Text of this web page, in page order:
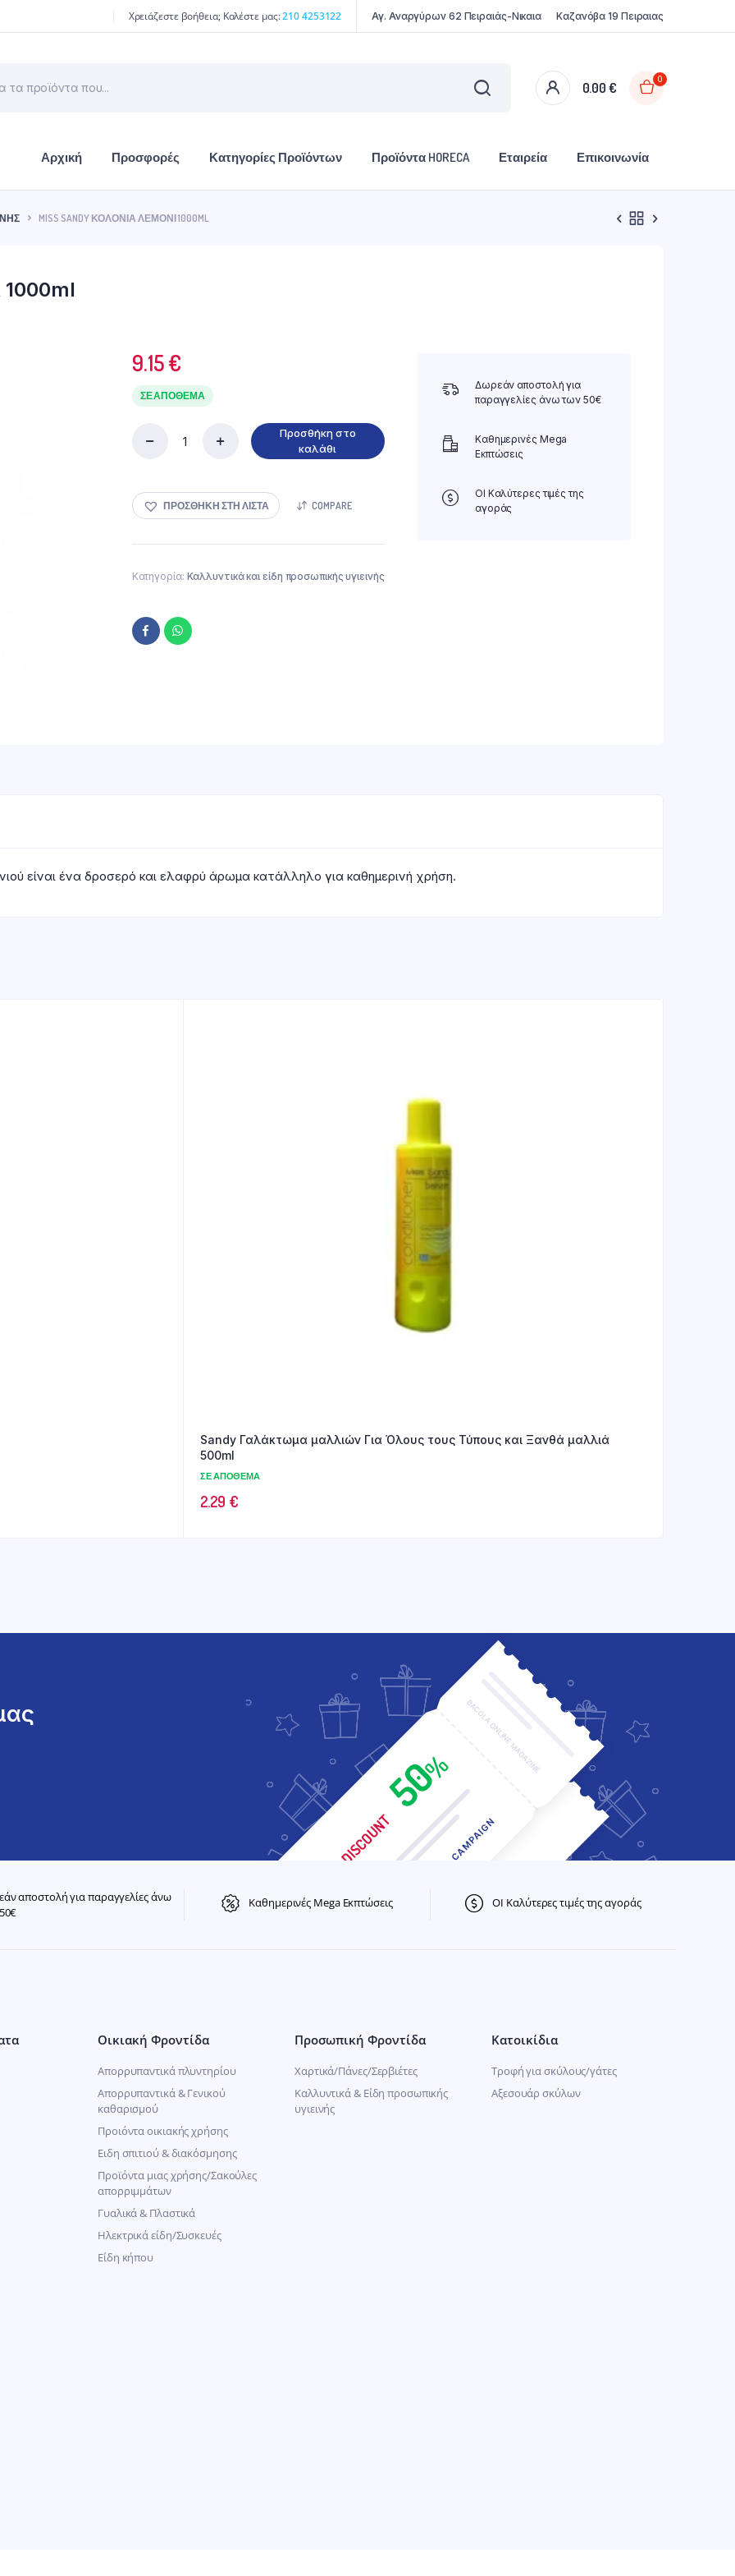
Χρειάζεστε βοήθεια; Καλέστε μας:210 4253122 Αγ. Αναργύρων 62 Πειραιάς-Νικαια Καζανόβα 19 Πειραιας
0.00€
0
Αρχική Προσφορές Κατηγορίες Προϊόντων Προϊόντα HORECA Εταιρεία Επικοινωνία
MISS SANDY ΚΟΛΌΝΙΑ ΛΕΜΌΝΙ 1000ML
1000ml
9.15€
ΣΕ ΑΠΌΘΕΜΑ
λεμόνι
1000ml
Προσθήκη στο
καλάθι
ΠΡΟΣΘΉΚΗ ΣΤΗ ΛΊΣΤΑ COMPARE
Κατηγορία: Καλλυντικά και είδη προσωπικής υγιεινής
Δωρεάν αποστολή για
παραγγελίες άνω των 50€
Καθημερινές Mega
Εκπτώσεις
ΟΙ Καλύτερες τιμές της
αγοράς
είναι ένα δροσερό και ελαφρύ άρωμα κατάλληλο για καθημερινή χρήση.
Sandy Γαλάκτωμα μαλλιών Για Όλους τους Τύπους και Ξανθά μαλλιά
500ml
ΣΕ ΑΠΌΘΕΜΑ
2.29 €
αποστολή για παραγγελίες άνω
Καθημερινές Mega Εκπτώσεις ΟΙ Καλύτερες τιμές της αγοράς
Οικιακή Φροντίδα
Απορρυπαντικά πλυντηρίου
Απορρυπαντικά & Γενικού
καθαρισμού
Προιόντα οικιακής χρήσης
Ειδη σπιτιού & διακόσμησης
Προϊόντα μιας χρήσης/Σακούλες
απορριμμάτων
Γυαλικά & Πλαστικά
Ηλεκτρικά είδη/Συσκευές
Είδη κήπου
Προσωπική Φροντίδα
Χαρτικά/Πάνες/Σερβιέτες
Καλλυντικά & Είδη προσωπικής
υγιεινής
Κατοικίδια
Τροφή για σκύλους/γάτες
Αξεσουάρ σκύλων